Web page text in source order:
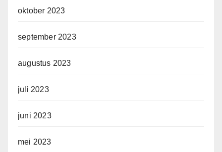
oktober 2023
september 2023
augustus 2023
juli 2023
juni 2023
mei 2023